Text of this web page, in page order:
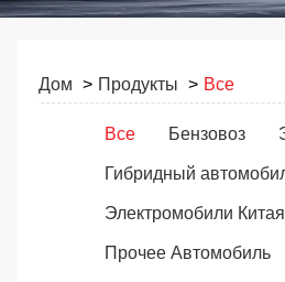
Дом Продукты Все
Все Бензовоз
Гибридный
Электромобили Китая
Прочее Автомобиль